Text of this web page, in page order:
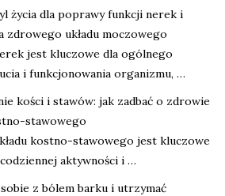
życia dla poprawy funkcji nerek i
zdrowego układu moczowego
jest kluczowe dla ogólnego
i funkcjonowania organizmu, …
kości i stawów: jak zadbać o zdrowie
stawowego
kostno-stawowego jest kluczowe
aktywności i …
z bólem barku i utrzymać